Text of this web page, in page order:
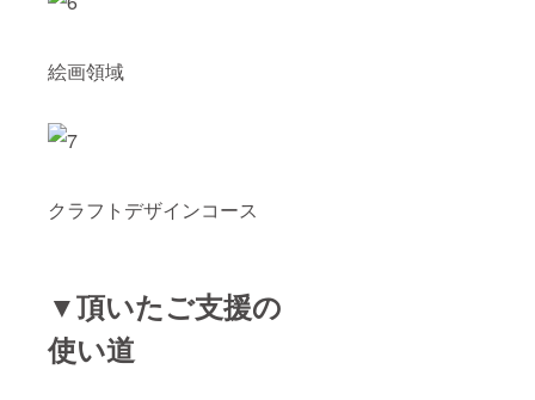
絵画領域
クラフトデザインコース
▼頂いたご支援の
使い道